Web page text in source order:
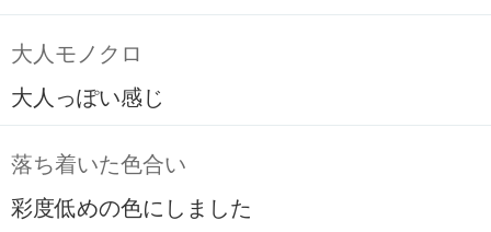
大人モノクロ
大人っぽい感じ
落ち着いた色合い
彩度低めの色にしました